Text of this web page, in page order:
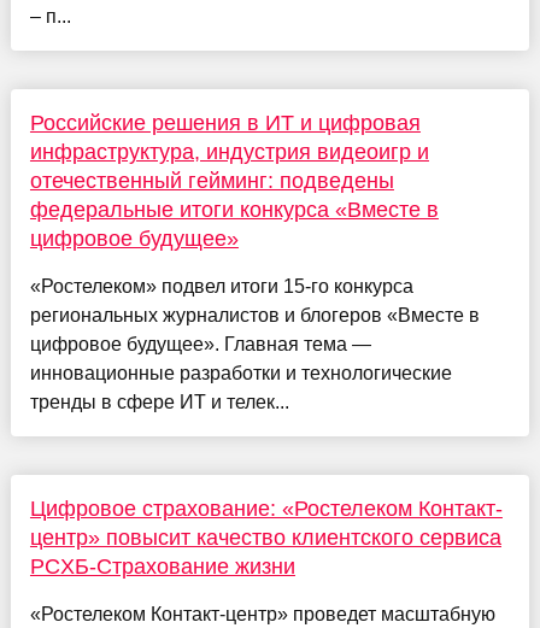
– п...
Российские решения в ИТ и цифровая
инфраструктура, индустрия видеоигр и
отечественный гейминг: подведены
федеральные итоги конкурса «Вместе в
цифровое будущее»
«Ростелеком» подвел итоги 15-го конкурса
региональных журналистов и блогеров «Вместе в
цифровое будущее». Главная тема —
инновационные разработки и технологические
тренды в сфере ИТ и телек...
Цифровое страхование: «Ростелеком Контакт-
центр» повысит качество клиентского сервиса
PCXБ-Страхование жизни
«Ростелеком Контакт-центр» проведет масштабную